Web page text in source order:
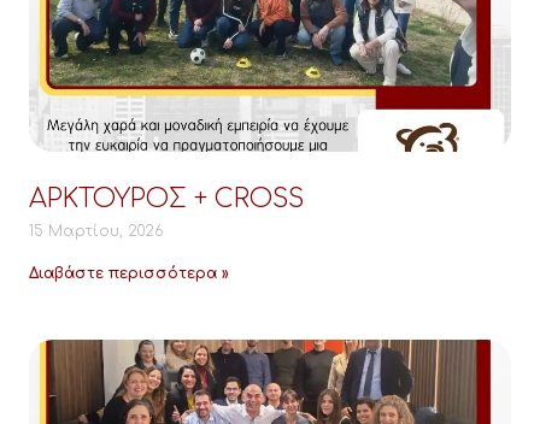
ΑΡΚΤΟΥΡΟΣ + CROSS
15 Μαρτίου, 2026
Διαβάστε περισσότερα »